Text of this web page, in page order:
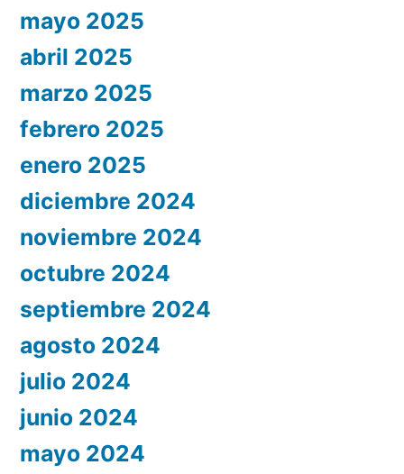
mayo 2025
abril 2025
marzo 2025
febrero 2025
enero 2025
diciembre 2024
noviembre 2024
octubre 2024
septiembre 2024
agosto 2024
julio 2024
junio 2024
mayo 2024